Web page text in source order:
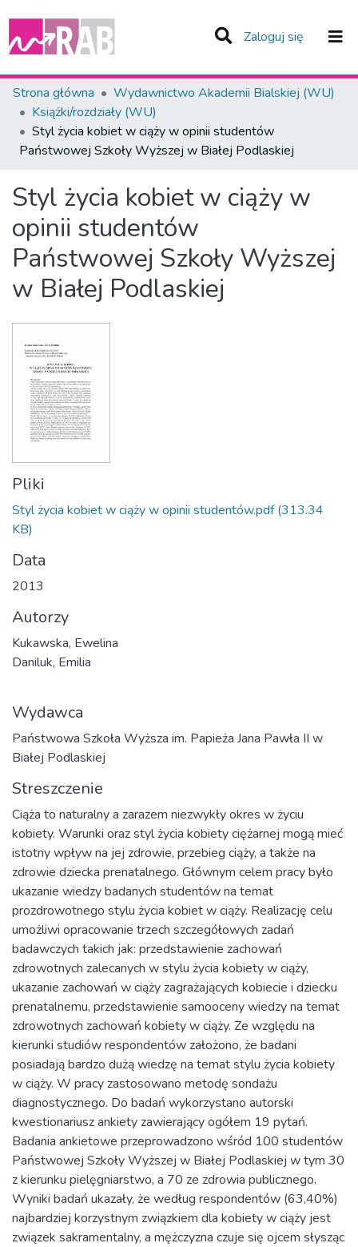
Zaloguj się (current)
Zespoły i Kolekcje
Statystyka
Całe Repozytorium
Strona główna
Wydawnictwo Akademii Bialskiej (WU)
Książki/rozdziały (WU)
Styl życia kobiet w ciąży w opinii studentów
Państwowej Szkoły Wyższej w Białej Podlaskiej
Styl życia kobiet w ciąży w
opinii studentów
Państwowej Szkoły Wyższej
w Białej Podlaskiej
Pliki
Styl życia kobiet w ciąży w opinii studentów.pdf (313.34
KB)
Data
2013
Autorzy
Kukawska, Ewelina
Daniluk, Emilia
Wydawca
Państwowa Szkoła Wyższa im. Papieża Jana Pawła II w
Białej Podlaskiej
Streszczenie
Ciąża to naturalny a zarazem niezwykły okres w życiu
kobiety. Warunki oraz styl życia kobiety ciężarnej mogą mieć
istotny wpływ na jej zdrowie, przebieg ciąży, a także na
zdrowie dziecka prenatalnego. Głównym celem pracy było
ukazanie wiedzy badanych studentów na temat
prozdrowotnego stylu życia kobiet w ciąży. Realizację celu
umożliwi opracowanie trzech szczegółowych zadań
badawczych takich jak: przedstawienie zachowań
zdrowotnych zalecanych w stylu życia kobiety w ciąży,
ukazanie zachowań w ciąży zagrażających kobiecie i dziecku
prenatalnemu, przedstawienie samooceny wiedzy na temat
zdrowotnych zachowań kobiety w ciąży. Ze względu na
kierunki studiów respondentów założono, że badani
posiadają bardzo dużą wiedzę na temat stylu życia kobiety
w ciąży. W pracy zastosowano metodę sondażu
diagnostycznego. Do badań wykorzystano autorski
kwestionariusz ankiety zawierający ogółem 19 pytań.
Badania ankietowe przeprowadzono wśród 100 studentów
Państwowej Szkoły Wyższej w Białej Podlaskiej w tym 30
z kierunku pielęgniarstwo, a 70 ze zdrowia publicznego.
Wyniki badań ukazały, że według respondentów (63,40%)
najbardziej korzystnym związkiem dla kobiety w ciąży jest
związek sakramentalny, a mężczyzna czuje się ojcem słysząc